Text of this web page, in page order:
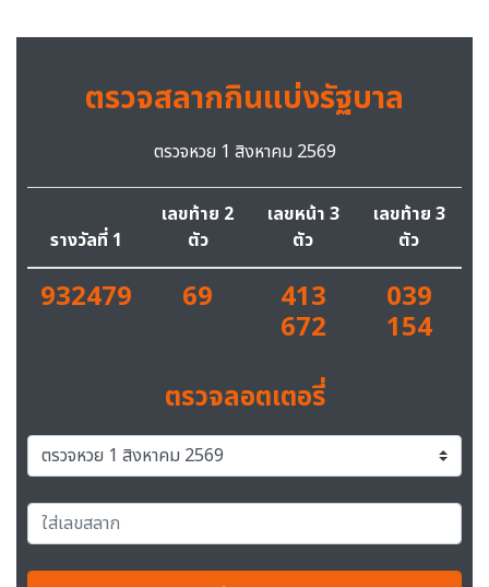
ตรวจสลากกินแบ่งรัฐบาล
ตรวจหวย 1 สิงหาคม 2569
รางวัลที่ 1
เลขท้าย 2
ตัว
เลขหน้า 3
ตัว
เลขท้าย 3
ตัว
932479 69 413
672
039
154
ตรวจลอตเตอรี่